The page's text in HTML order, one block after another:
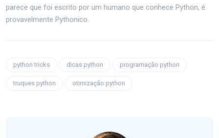
parece que foi escrito por um humano que conhece Python, é
provavelmente Pythonico.
python tricks dicas python programação python
truques python otimização python